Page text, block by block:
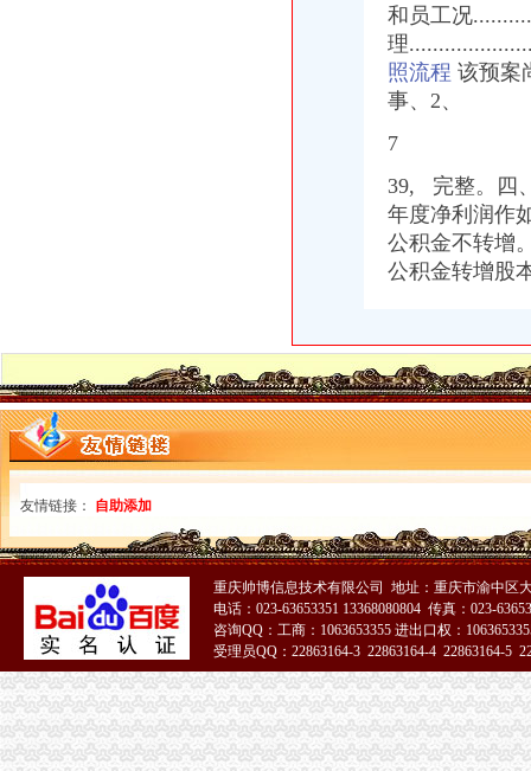
重庆云县重庆营业执照代办企业合并分立登记注册申请方式_重庆工
2018【大邱旅游注意事项】大邱旅游指南,大邱自助游指南,游玩大邱
【重庆渝北周边公司注册_重庆渝北周边工商注册_重庆渝北周边企业注
大东方：2012年年度报告（2013-04-09）_大东方（）个股公
双凤铜镜图片|双凤铜镜样板图|双凤铜镜效果图片_香港太古估计拍卖有
大东方：2012年年度报告（2013-04-09）_大东方（）个股公
做联通代理商办了营业执照店里所有卖出去的产品都需要交税吗？或者
重庆贝比会计咨询有限公司联系方式_信用报告_工商信息-启信宝
重庆旅航商务咨询服务部
统景景雅居安置房代理招标公告-中国采招网
【直销代理重庆省渝北区双凤桥街道】价格,厂家,图片,
【贵金属代理去哪里好】-渝北双凤桥易登网
重庆市存启财务咨询有限公司_工商信息_电话_地址_信用信息_财务信
重庆美明天财务咨询有限公司-页-58企业网站
重庆扫地机年底低价促销金和洁力—重庆渝北区双凤桥道路清扫车
重庆验资：12年注册资金50万无权务的建筑劳务公司转让-重庆
统景景雅居安置房项目确定招标代理机构的公告_中国招标网_重庆市
【招聘店长销售代表（电信）,重庆渝振轩通信器材有限公司招聘】-
重庆垣隆商业管理有限责任公司_【电话地址_招聘信息_注册信息_信用
【重庆北碚区龙凤桥】企业|厂家|页|名录_第8页_顺企网
【重庆屾山生物科技有限公司工商信息】-阿土伯工商信息查询
两路枫景_重庆创意公园_楼盘对比分析-重庆乐居
【源液芝佳正品护肤系列0风险招商代理】-渝北双凤桥易登网
重庆双凤桥代办工商执照/注册|重庆列表网
和员工况
理
照流程 该预案
事、2、
7
39, 完整。四
年度净利润作
公积金不转增
公积金转增股
友情链接： 自助添加
重庆帅博信息技术有限公司 地址：重庆市渝中区
电话：023-63653351 13368080804 传真：023-
咨询QQ：工商：1063653355 进出口权：
受理员QQ：22863164-3 22863164-4 22863164-5
51La